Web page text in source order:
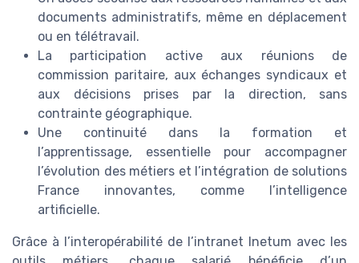
documents administratifs, même en déplacement
ou en télétravail.
La participation active aux réunions de
commission paritaire, aux échanges syndicaux et
aux décisions prises par la direction, sans
contrainte géographique.
Une continuité dans la formation et
l’apprentissage, essentielle pour accompagner
l’évolution des métiers et l’intégration de solutions
France innovantes, comme l’intelligence
artificielle.
Grâce à l’interopérabilité de l’intranet Inetum avec les